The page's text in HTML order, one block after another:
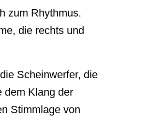
zum Rhythmus.
die rechts und
Scheinwerfer, die
dem Klang der
Stimmlage von